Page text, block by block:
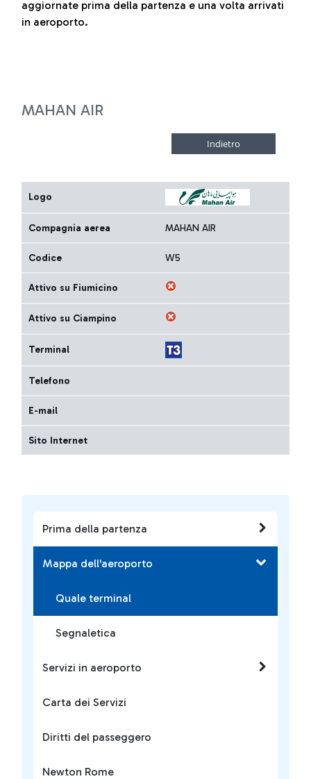
Prima della partenza
Mappa dell'aeroporto
Quale terminal
Segnaletica
Servizi in aeroporto
Carta dei Servizi
Diritti del passeggero
Newton Rome
aggiornate prima della partenza e una volta arrivati
in aeroporto.
MAHAN AIR
Logo
Compagnia aerea MAHAN AIR
Codice W5
Attivo su Fiumicino
Attivo su Ciampino
Terminal
Telefono
E-mail
Sito Internet